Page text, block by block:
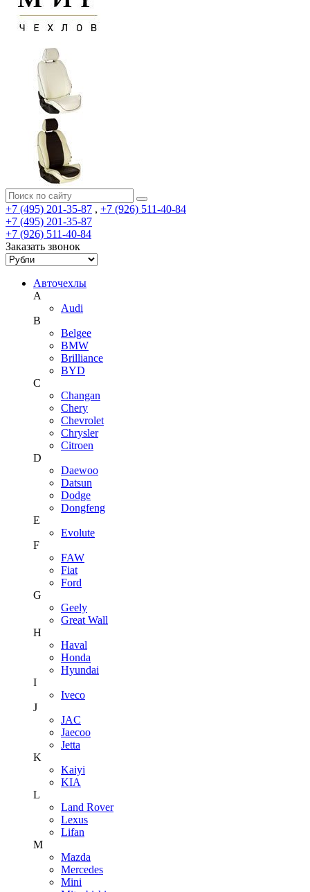
+7 (495) 201-35-87 , +7 (926) 511-40-84
+7 (495) 201-35-87
+7 (926) 511-40-84
Заказать звонок
Авточехлы
A
Audi
B
Belgee
BMW
Brilliance
BYD
C
Changan
Chery
Chevrolet
Chrysler
Citroen
D
Daewoo
Datsun
Dodge
Dongfeng
E
Evolute
F
FAW
Fiat
Ford
G
Geely
Great Wall
H
Haval
Honda
Hyundai
I
Iveco
J
JAC
Jaecoo
Jetta
K
Kaiyi
KIA
L
Land Rover
Lexus
Lifan
M
Mazda
Mercedes
Mini